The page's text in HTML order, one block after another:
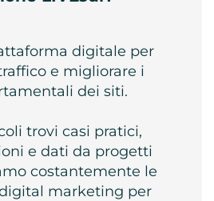
digitale per
e migliorare i
dei siti.
trovi casi pratici,
e dati da progetti
costantemente le
marketing per